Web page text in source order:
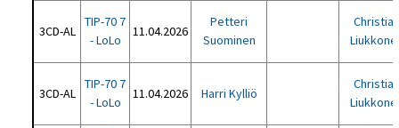
3CD-AL
TIP-70 7
- LoLo
11.04.2026
Petteri
Suominen
3CD-AL
TIP-70 7
- LoLo
11.04.2026 Harri Kylliö